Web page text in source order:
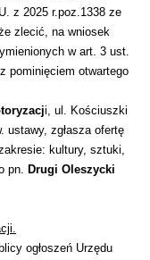
z 2025 r.poz.1338 ze
zlecić, na wniosek
w art. 3 ust.
pominięciem otwartego
i, ul. Kościuszki
ustawy, zgłasza ofertę
kultury, sztuki,
pn. Drugi Oleszycki
ogłoszeń Urzędu